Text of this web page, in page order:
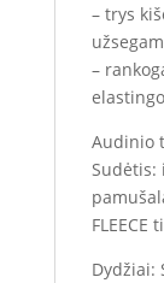
– trys
–
Audinio
Sudėtis:
FLEECE
Dydžiai: